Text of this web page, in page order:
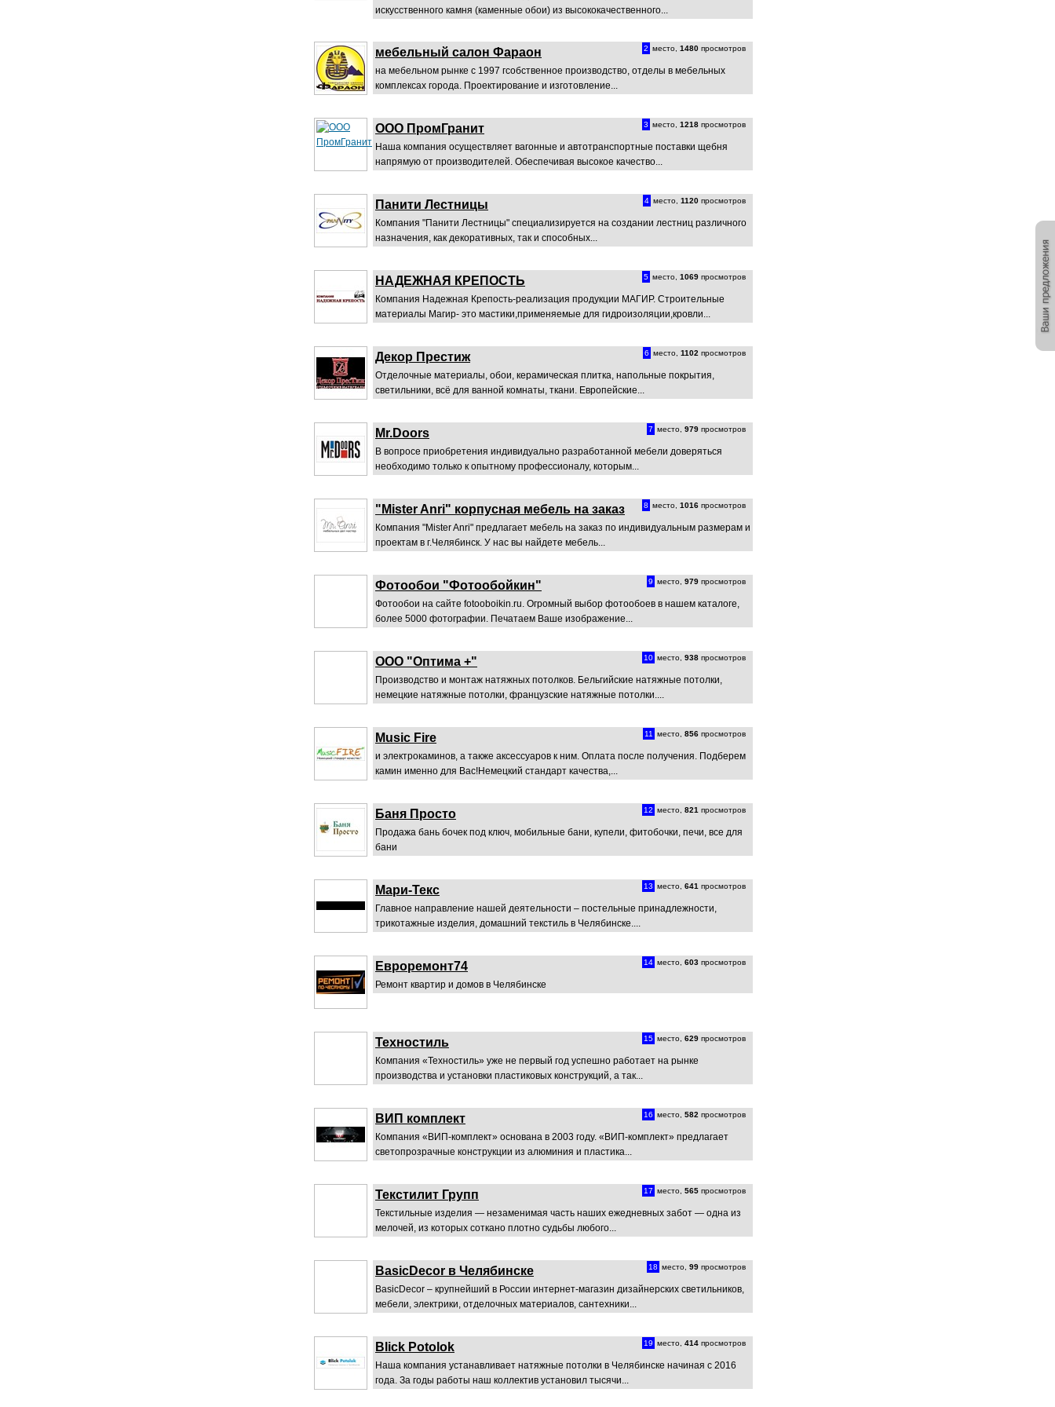
искусственного камня (каменные обои) из высококачественного...
мебельный салон Фараон 2 место, 1480 просмотров
на мебельном рынке с 1997 гсобственное производство, отделы в мебельных
комплексах города. Проектирование и изготовление...
ООО ПромГранит 3 место, 1218 просмотров
Наша компания осуществляет вагонные и автотранспортные поставки щебня
напрямую от производителей. Обеспечивая высокое качество...
Панити Лестницы 4 место, 1120 просмотров
Компания "Панити Лестницы" специализируется на создании лестниц различного
назначения, как декоративных, так и способных...
НАДЕЖНАЯ КРЕПОСТЬ 5 место, 1069 просмотров
Компания Надежная Крепость-реализация продукции МАГИР. Строительные
материалы Магир- это мастики,применяемые для гидроизоляции,кровли...
Декор Престиж 6 место, 1102 просмотров
Отделочные материалы, обои, керамическая плитка, напольные покрытия,
светильники, всё для ванной комнаты, ткани. Европейские...
Mr.Doors 7 место, 979 просмотров
В вопросе приобретения индивидуально разработанной мебели доверяться
необходимо только к опытному профессионалу, которым...
"Mister Anri" корпусная мебель на заказ 8 место, 1016 просмотров
Компания "Mister Anri" предлагает мебель на заказ по индивидуальным размерам и
проектам в г.Челябинск. У нас вы найдете мебель...
Фотообои "Фотообойкин" 9 место, 979 просмотров
Фотообои на сайте fotooboikin.ru. Огромный выбор фотообоев в нашем каталоге,
более 5000 фотографии. Печатаем Ваше изображение...
ООО "Оптима +" 10 место, 938 просмотров
Производство и монтаж натяжных потолков. Бельгийские натяжные потолки,
немецкие натяжные потолки, французские натяжные потолки....
Music Fire 11 место, 856 просмотров
и электрокаминов, а также аксессуаров к ним. Оплата после получения. Подберем
камин именно для Вас!Немецкий стандарт качества,...
Баня Просто 12 место, 821 просмотров
Продажа бань бочек под ключ, мобильные бани, купели, фитобочки, печи, все для
бани
Мари-Текс 13 место, 641 просмотров
Главное направление нашей деятельности – постельные принадлежности,
трикотажные изделия, домашний текстиль в Челябинске....
Евроремонт74 14 место, 603 просмотров
Ремонт квартир и домов в Челябинске
Техностиль 15 место, 629 просмотров
Компания «Техностиль» уже не первый год успешно работает на рынке
производства и установки пластиковых конструкций, а так...
ВИП комплект 16 место, 582 просмотров
Компания «ВИП-комплект» основана в 2003 году. «ВИП-комплект» предлагает
светопрозрачные конструкции из алюминия и пластика...
Текстилит Групп 17 место, 565 просмотров
Текстильные изделия — незаменимая часть наших ежедневных забот — одна из
мелочей, из которых соткано плотно судьбы любого...
BasicDecor в Челябинске 18 место, 99 просмотров
BasicDecor – крупнейший в России интернет-магазин дизайнерских светильников,
мебели, электрики, отделочных материалов, сантехники...
Blick Potolok 19 место, 414 просмотров
Наша компания устанавливает натяжные потолки в Челябинске начиная с 2016
года. За годы работы наш коллектив установил тысячи...